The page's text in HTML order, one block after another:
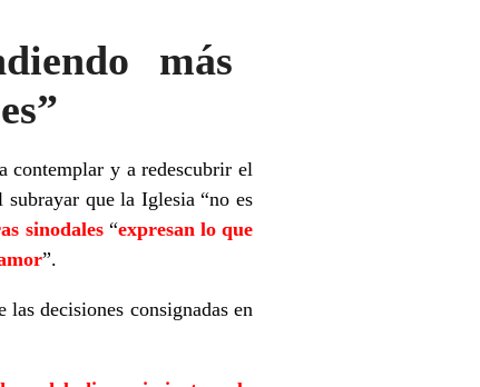
más
contemplar y a redescubrir el
que la Iglesia “no es
sinodales “expresan lo que
”.
decisiones consignadas en